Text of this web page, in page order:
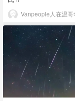
Vanpeople人在温哥